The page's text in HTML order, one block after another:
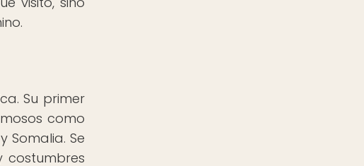
Su primer
como
Somalia. Se
costumbres